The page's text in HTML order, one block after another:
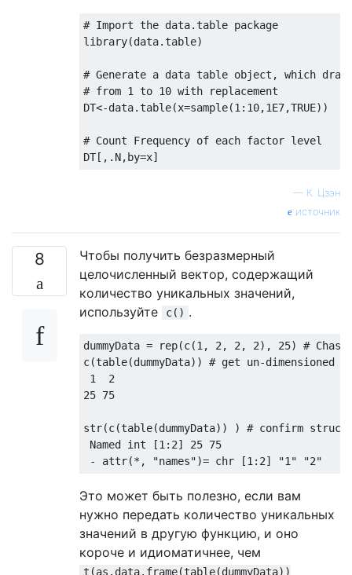
# Import the data.table package
library(data.table)
# Generate a data table object, which
# from 1 to 10 with replacement
DT<-data.table(x=sample(1 : 10,1E7,TRUE))
# Count Frequency of each factor level
— К. Цзэн
источник
8
Чтобы получить безразмерный
целочисленный вектор, содержащий
количество уникальных значений,
используйте
c() .
dummyData = rep(c(1 , 2 , 2 , 2), 25) #
c(table(dummyData)) # get un-dimensioned
1
2
25 75
str(c(table(dummyData)) ) # confirm
Named int [1 : 2] 25 75
- attr(*,
"names")= chr [1 : 2] "1" "2"
Это может быть полезно, если вам
нужно передать количество уникальных
значений в другую функцию, и оно
короче и идиоматичнее, чем
t(as.data.frame(table(dummyData))